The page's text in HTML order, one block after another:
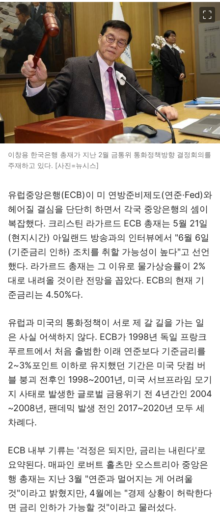
이창용 한국은행 총재가 지난 2월 금통위 통화정책방향 결정회의를
주재하고 있다. [사진=뉴시스]
유럽중앙은행(ECB)이 미 연방준비제도(연준·Fed)와
헤어질 결심을 단단히 하면서 각국 중앙은행의 셈이
복잡했다. 크리스틴 라가르드 ECB 총재는 5월 21일
(현지시간) 아일랜드 방송과의 인터뷰에서 "6월 6일
(기준금리 인하) 조치를 취할 가능성이 높다"고 선언
했다. 라가르드 총재는 그 이유로 물가상승률이 2%
대로 내려올 것이란 전망을 꼽았다. ECB의 현재 기
준금리는 4.50%다.
유럽과 미국의 통화정책이 서로 제 갈 길을 가는 일
은 사실 어색하지 않다. ECB가 1998년 독일 프랑크
푸르트에서 처음 출범한 이래 연준보다 기준금리를
2~3%포인트 이하로 유지했던 기간은 미국 닷컴 버
블 붕괴 전후인 1998~2001년, 미국 서브프라임 모기
지 사태로 발생한 글로벌 금융위기 전 4년간인 2004
~2008년, 팬데믹 발생 전인 2017~2020년 모두 세
차례다.
ECB 내부 기류는 '걱정은 되지만, 금리는 내린다'로
요약된다. 매파인 로버트 홀츠만 오스트리아 중앙은
행 총재는 지난 3월 "연준과 멀어지는 게 어려울
것"이라고 밝혔지만, 4월에는 "경제 상황이 허락한다
면 금리 인하가 가능할 것"이라고 물러섰다.